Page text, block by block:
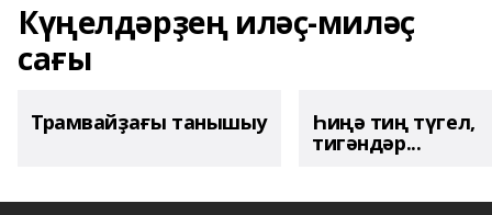
Күңелдәрҙең иләҫ-миләҫ
сағы
Трамвайҙағы танышыу Һиңә тиң түгел,
тигәндәр...